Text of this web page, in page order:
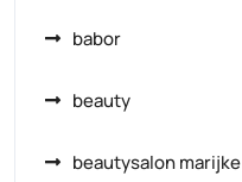
babor
beauty
beautysalon marijke